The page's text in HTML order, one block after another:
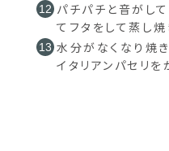
パチパチと音がし
てフタをして蒸し
水分がなくなり焼
イタリアンパセリを